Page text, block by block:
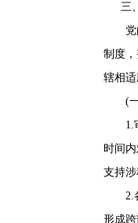
三、
党的
制度
辖相适
(一)
1.审
时间
支持涉
2.各
形成